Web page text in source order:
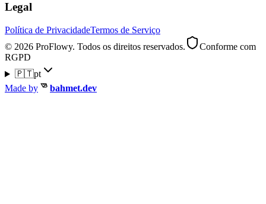
Legal
Política de PrivacidadeTermos de Serviço
© 2026 ProFlowy. Todos os direitos reservados.
Conforme com
RGPD
🇵🇹pt
Made by
bahmet.dev